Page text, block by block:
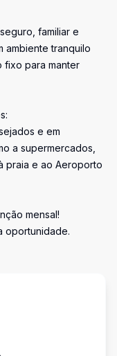
familiar e
ambiente tranquilo
fixo para manter
e em
a supermercados,
praia e ao Aeroporto
mensal!
oportunidade.